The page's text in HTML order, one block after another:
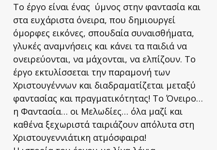
Το έργο είναι ένας ύμνος στην φαντασία και
στα ευχάριστα όνειρα, που δημιουργεί
όμορφες εικόνες, σπουδαία συναισθήματα,
γλυκές αναμνήσεις και κάνει τα παιδιά να
ονειρεύονται, να μάχονται, να ελπίζουν. Το
έργο εκτυλίσσεται την παραμονή των
Χριστουγέννων και διαδραματίζεται μεταξύ
φαντασίας και πραγματικότητας! Το Όνειρο…
η Φαντασία… οι Μελωδίες… όλα μαζί και
καθένα ξεχωριστά ταιριάζουν απόλυτα στη
Χριστουγεννιάτικη ατμόσφαιρα!